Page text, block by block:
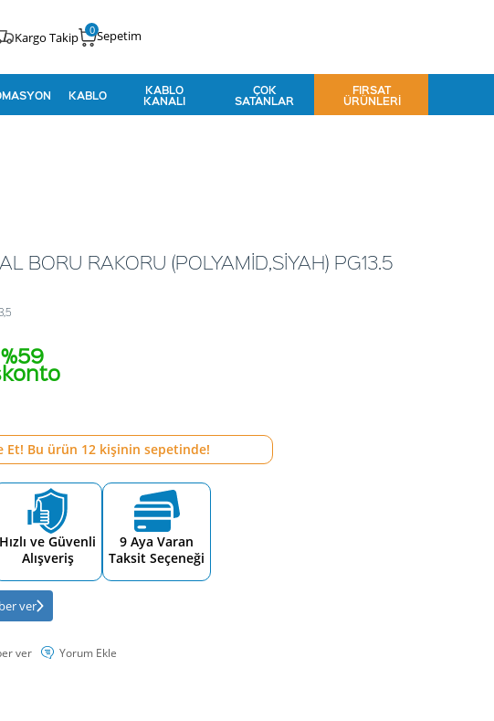
Kargo Takip Sepetim
0
KABLO KABLO
KANALI
ÇOK
SATANLAR
FIRSAT
ÜRÜNLERI
BORU RAKORU (POLYAMİD,SİYAH) PG13.5
%59
Et! Bu ürün 12kişinin sepetinde!
Hızlı ve Güvenli
Alışveriş
9 Aya Varan
Taksit Seçeneği
ver
ver Yorum Ekle